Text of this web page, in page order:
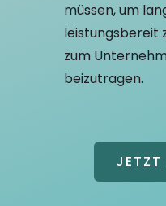
müssen, um
leistungsbereit
zum
beizutragen.
JETZT